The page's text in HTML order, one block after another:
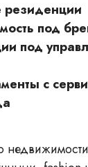
под
под
с